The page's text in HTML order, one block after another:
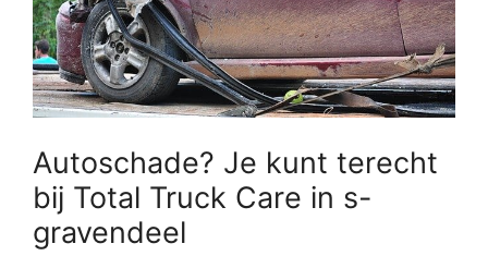
Autoschade? Je kunt terecht
bij Total Truck Care in s-
gravendeel